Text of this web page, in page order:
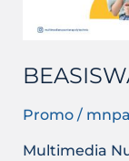
Promo/
Multimedia